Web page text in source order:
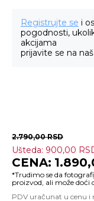
Registrujte se i
pogodnosti,
akcijama
prijavite se na naš
2.790,00RSD
Ušteda: 900,00